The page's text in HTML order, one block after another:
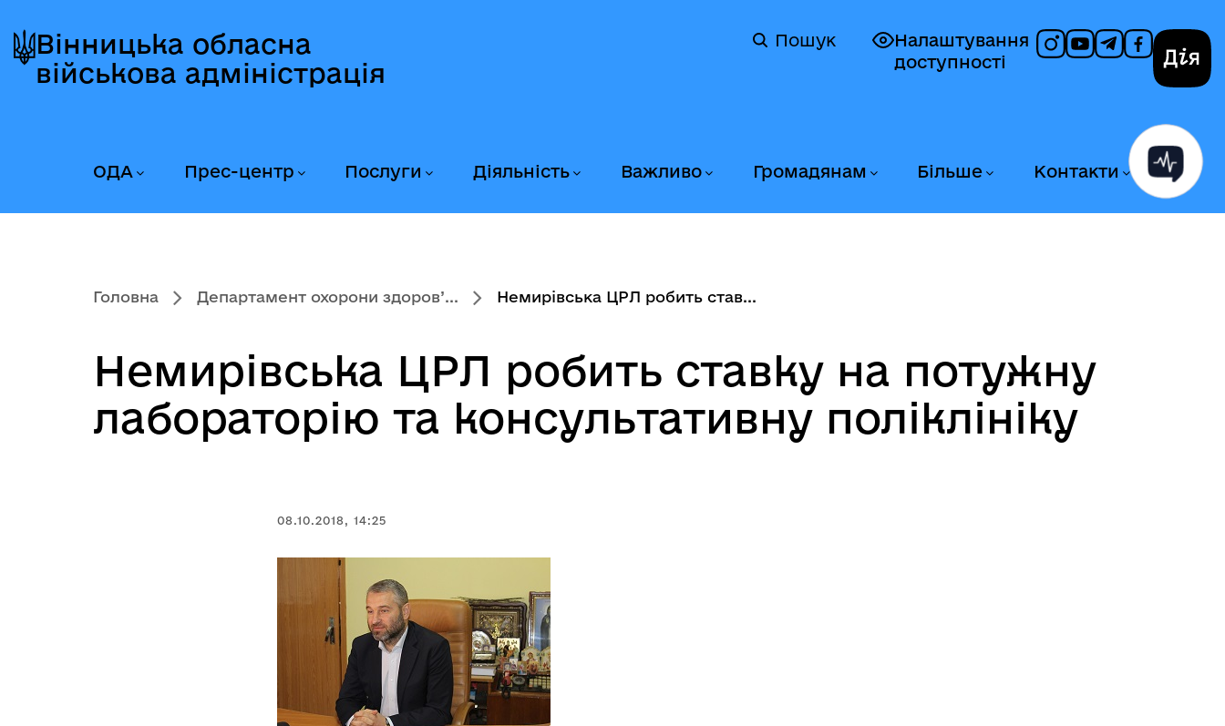
до
головного
до
головного
вмісту
до
головного
колонтитула
Вінницька обласна
військова адміністрація
Налаштування
доступності
Пошук
ОДА Прес-центр Послуги Діяльність Важливо Громадянам Більше Контакти
Головна Департамент охорони здоров’... Немирівська ЦРЛ робить став...
Немирівська ЦРЛ робить ставку на потужну
лабораторію та консультативну поліклініку
08.10.2018, 14:25